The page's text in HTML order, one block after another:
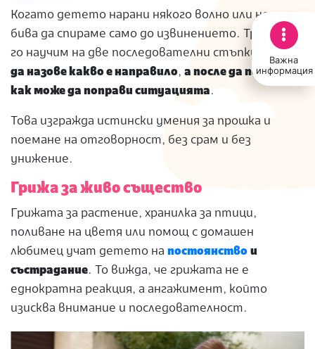
Важна
информация
Когато детето нарани някого волно или не, не
бива да спираме само до извинението. Трябва да
го научим на две последователни стъпки:
първо
да назове какво е направило, а после да помисли
как може да поправи ситуацията.
Това изгражда истински умения за прошка и
поемане на отговорност, без срам и без
унижение.
Грижа за живо същество
Грижата за растение, хранилка за птици,
поливане на цветя или помощ с домашен
любимец учат детето на постоянство и
състрадание. То вижда, че грижата не е
еднократна реакция, а ангажимент, който
изисква внимание и последователност.